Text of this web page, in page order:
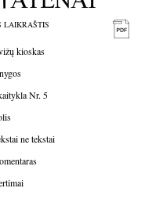
LAIKRAŠTIS
kioskas
Nr. 5
ne tekstai